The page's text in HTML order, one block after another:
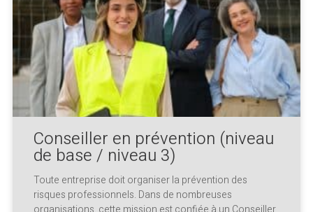
Conseiller en prévention (niveau
de base / niveau 3)
Toute entreprise doit organiser la prévention des
risques professionnels. Dans de nombreuses